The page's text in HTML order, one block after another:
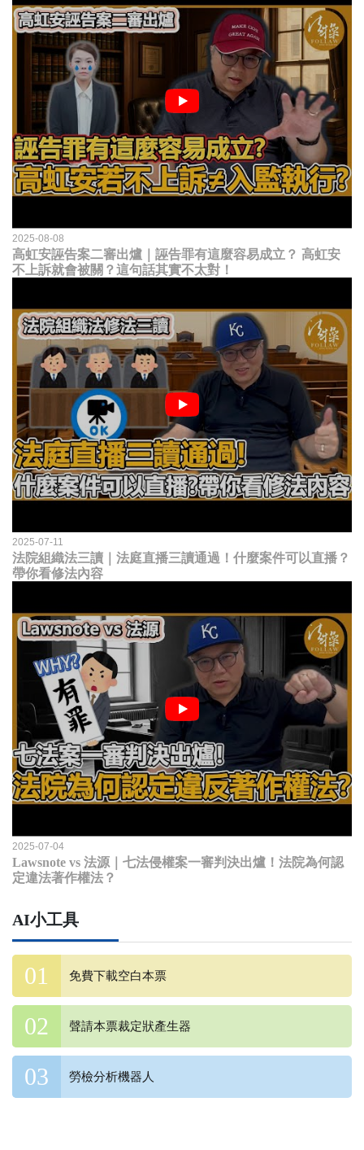
2025-08-08
高虹安誣告案二審出爐｜誣告罪有這麼容易成立？ 高虹安
不上訴就會被關？這句話其實不太對！
2025-07-11
法院組織法三讀｜法庭直播三讀通過！什麼案件可以直播？
帶你看修法內容
2025-07-04
Lawsnote vs 法源｜七法侵權案一審判決出爐！法院為何認
定違法著作權法？
AI小工具
免費下載空白本票
聲請本票裁定狀產生器
勞檢分析機器人